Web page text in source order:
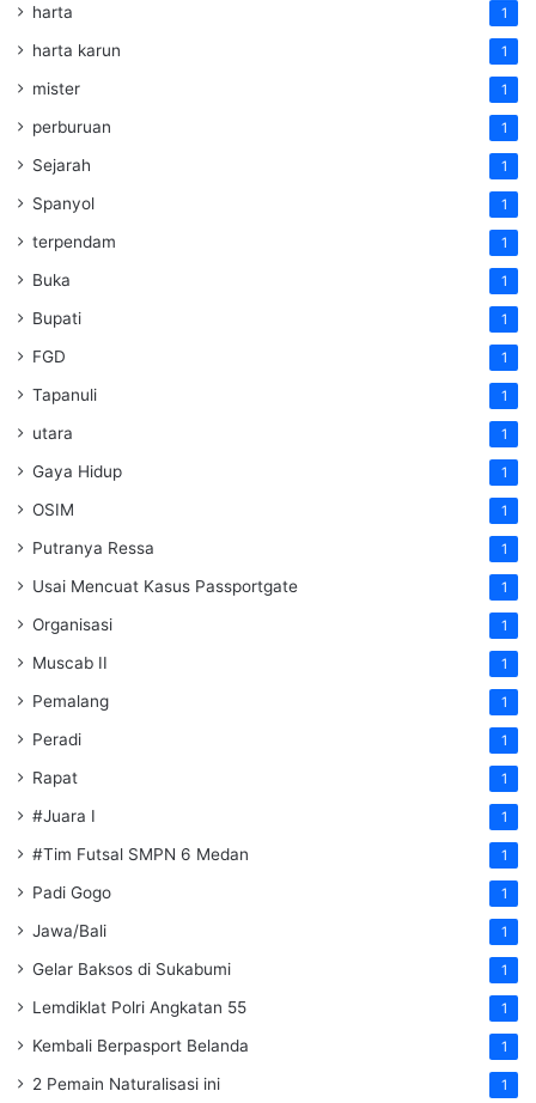
harta 1
harta karun 1
mister 1
perburuan 1
Sejarah 1
Spanyol 1
terpendam 1
Buka 1
Bupati 1
FGD 1
Tapanuli 1
utara 1
Gaya Hidup 1
OSIM 1
Putranya Ressa 1
Usai Mencuat Kasus Passportgate 1
Organisasi 1
Muscab II 1
Pemalang 1
Peradi 1
Rapat 1
#Juara I 1
#Tim Futsal SMPN 6 Medan 1
Padi Gogo 1
Jawa/Bali 1
Gelar Baksos di Sukabumi 1
Lemdiklat Polri Angkatan 55 1
Kembali Berpasport Belanda 1
2 Pemain Naturalisasi ini 1